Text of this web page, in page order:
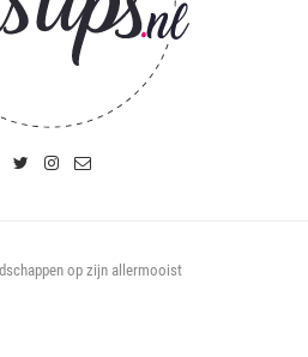
op zijn allermooist